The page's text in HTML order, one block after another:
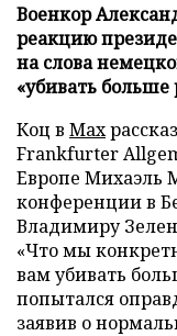
Военкор
реакцию
на слова
«убивать больше
Коц в Мах
Frankfurter
Европе Михаэль
конференции в
Владимиру
«Что мы
вам убивать
попытался
заявив о